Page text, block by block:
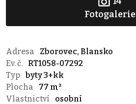
Fotogalerie
Adresa
Zborovec, Blansko
Ev. č.
RT1058-07292
Typ byty 3+kk
Plocha
77 m²
Vlastnictví
osobní